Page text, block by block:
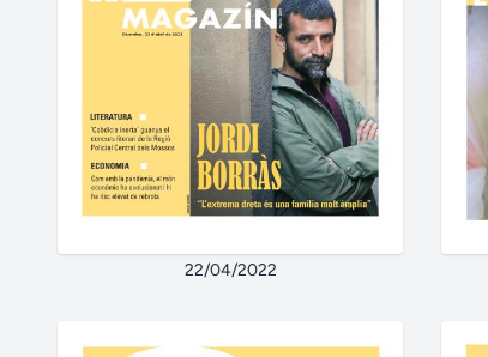
22/04/2022